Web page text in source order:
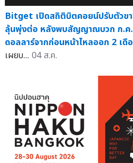
Bitget เปิดสถิติบิตคอยน์ปรับตัวข
ลุ้นพุ่งต่อ หลังพบสัญญาณบวก ก.ค.เ
ดอลลาร์จากก่อนหน้าไหลออก 2 เดื
เผยบ... 04 ส.ค.